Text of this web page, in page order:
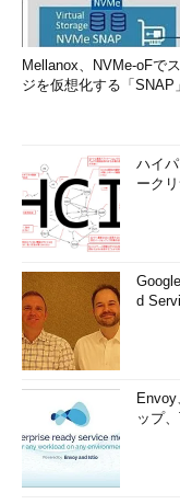
Mellanox、NVMe-oFで
ジを仮想化する「SNAP
ハイ
ーク
d
ップ